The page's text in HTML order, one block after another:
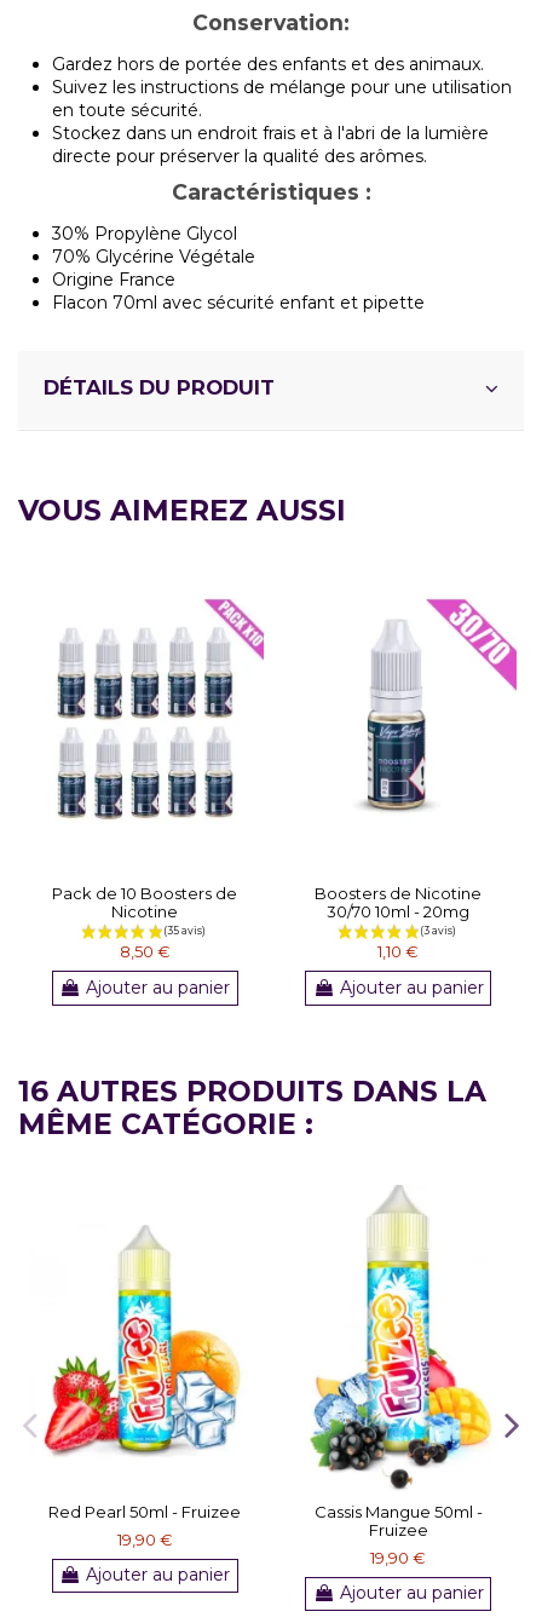
Conservation:
Gardez hors de portée des enfants et des animaux.
Suivez les instructions de mélange pour une utilisation
en toute sécurité.
Stockez dans un endroit frais et à l'abri de la lumière
directe pour préserver la qualité des arômes.
Caractéristiques :
30% Propylène Glycol
70% Glycérine Végétale
Origine France
Flacon 70ml avec sécurité enfant et pipette
DÉTAILS DU PRODUIT
VOUS AIMEREZ AUSSI
Pack de 10 Boosters de
Nicotine
8,50 €
Ajouter au panier
Boosters de Nicotine
30/70 10ml - 20mg
1,10 €
Ajouter au panier
16 AUTRES PRODUITS DANS LA
MÊME CATÉGORIE :
Red Pearl 50ml - Fruizee
19,90 €
Ajouter au panier
Cassis Mangue 50ml -
Fruizee
19,90 €
Ajouter au panier